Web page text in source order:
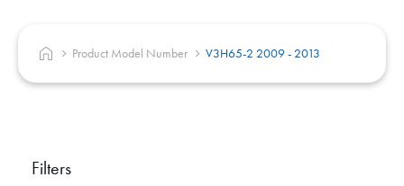
Product Model Number V3H65-2 2009 - 2013
Filters